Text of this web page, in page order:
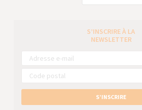
S’INSCRIRE À LA
NEWSLETTER
S’INSCRIRE